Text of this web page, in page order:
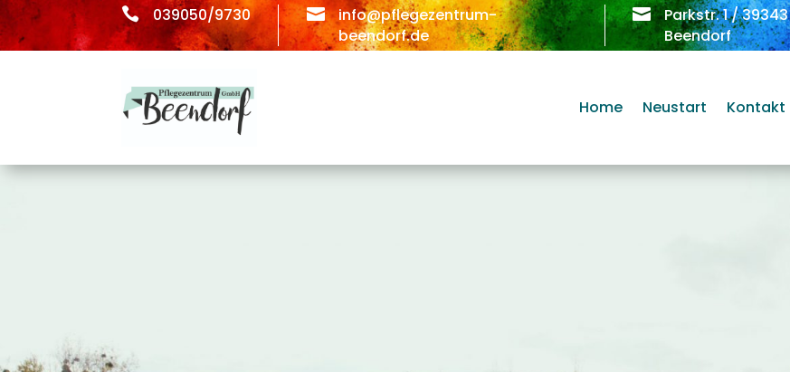
 039050/9730 
info@pflegezentrum-
beendorf.de

Parkstr. 1 / 39343
Beendorf
Home Neustart Kontakt